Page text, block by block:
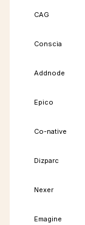
CAG
Conscia
Addnode
Epico
Co-native
Dizparc
Nexer
Emagine